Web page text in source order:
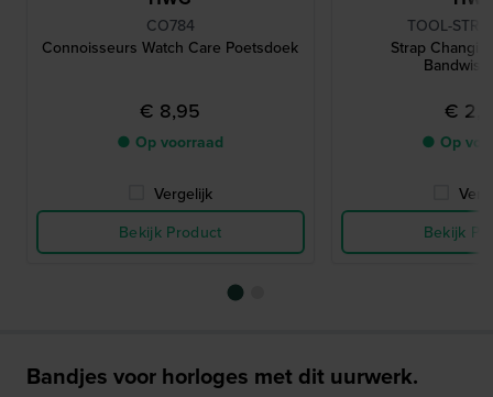
CO784
Connoisseurs Watch Care Poetsdoek
€ 8,95
● Op voorraad
Vergelijk
Bekijk Product
TOOL-
Strap
€
● Op
Bekijk
Bandjes voor horloges met dit uurwerk.